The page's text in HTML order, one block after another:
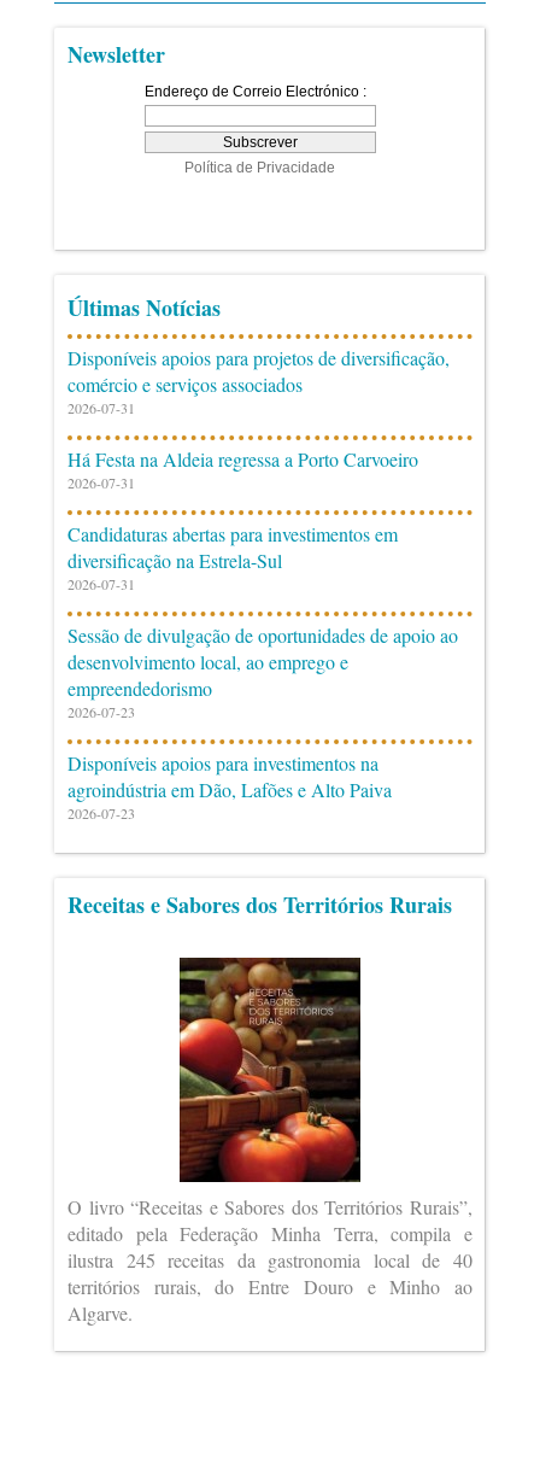
Newsletter
Últimas Notícias
Disponíveis apoios para projetos de diversificação,
comércio e serviços associados
2026-07-31
Há Festa na Aldeia regressa a Porto Carvoeiro
2026-07-31
Candidaturas abertas para investimentos em
diversificação na Estrela-Sul
2026-07-31
Sessão de divulgação de oportunidades de apoio ao
desenvolvimento local, ao emprego e
empreendedorismo
2026-07-23
Disponíveis apoios para investimentos na
agroindústria em Dão, Lafões e Alto Paiva
2026-07-23
Receitas e Sabores dos Territórios Rurais
O livro “Receitas e Sabores dos Territórios Rurais”,
editado pela Federação Minha Terra, compila e
ilustra 245 receitas da gastronomia local de 40
territórios rurais, do Entre Douro e Minho ao
Algarve.